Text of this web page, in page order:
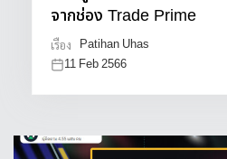
จากช่อง Trade Prime
เรื่อง
Patihan Uhas
11 Feb 2566